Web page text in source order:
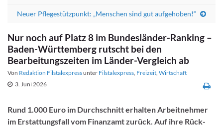
Neuer Pflegestützpunkt: „Menschen sind gut aufgehoben!“
Nur noch auf Platz 8 im Bundesländer-Ranking –
Baden-Württemberg rutscht bei den
Bearbeitungszeiten im Länder-Vergleich ab
Von Redaktion Filstalexpressunter Filstalexpress, Freizeit, Wirtschaft
3. Juni 2026
Rund 1.000 Euro im Durchschnitt erhalten Arbeitnehmer
im Erstattungsfall vom Finanzamt zurück. Auf ihre Rück­